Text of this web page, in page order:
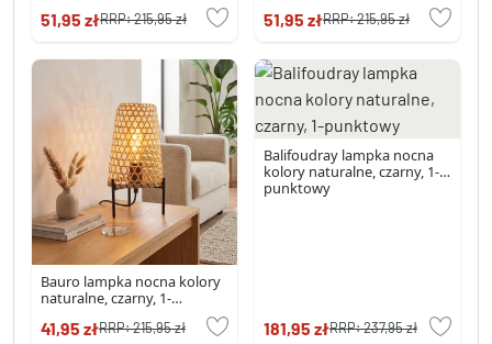
51,95 złRRP:215,95 zł 51,95 złRRP:215,95 zł
Bauro lampka nocna kolory
naturalne, czarny, 1-
41,95 złRRP:215,95 zł
Balifoudray lampka nocna
kolory naturalne, czarny, 1-
punktowy
181,95 złRRP:237,95 zł